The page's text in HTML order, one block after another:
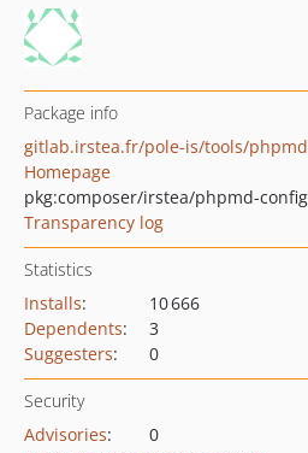
Package info
gitlab.irstea.fr/pole-is/tools/
Homepage
pkg:composer/irstea/phpmd-config
Transparency log
Statistics
Installs:
10 666
Dependents:
3
Suggesters: 0
Security
Advisories:
0